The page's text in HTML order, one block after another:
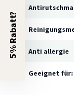
Anti allergie
Geeignet für:
5% Rabatt?